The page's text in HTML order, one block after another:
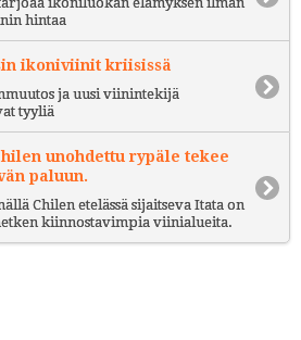
hintaa
ikoniviinit kriisissä
ja uusi viinintekijä
tyyliä
unohdettu rypäle tekee
paluun.
Chilen etelässä sijaitseva Itata on
kiinnostavimpia viinialueita.